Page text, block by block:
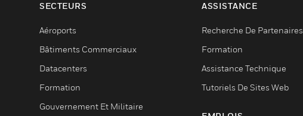
SECTEURS
Aéroports
Bâtiments Commerciaux
Datacenters
Formation
Gouvernement Et Militaire
ASSISTANCE
Recherche De Partenaires
Formation
Assistance Technique
Tutoriels De Sites Web